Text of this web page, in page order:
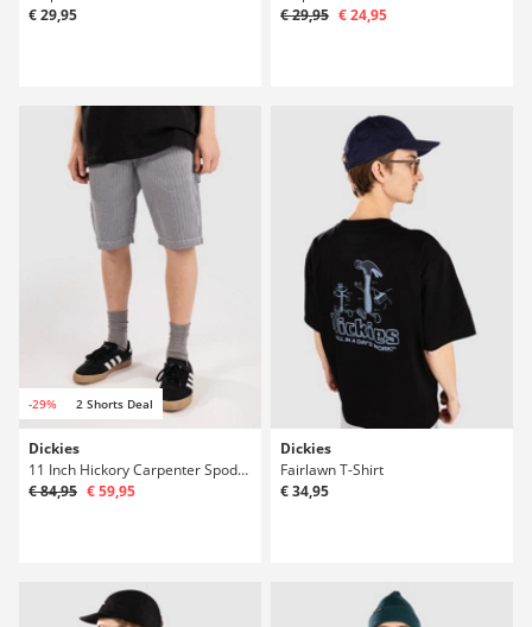
€ 29,95
€ 29,95 € 24,95
-29% 2 Shorts Deal
Dickies
11 Inch Hickory Carpenter Spodenki
€ 84,95 € 59,95
Dickies
Fairlawn T-Shirt
€ 34,95